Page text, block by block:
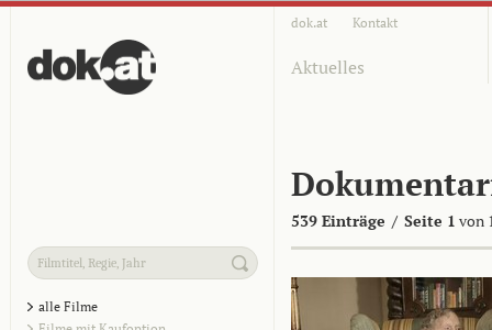
dok.at Kontakt
Aktuelles
539 Einträge / Seite 1 von
alle Filme